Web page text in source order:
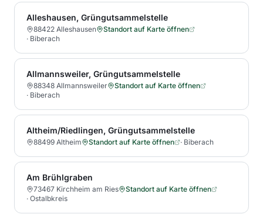
Alleshausen, Grüngutsammelstelle
88422 Alleshausen
Standort auf Karte öffnen
· Biberach
Allmannsweiler, Grüngutsammelstelle
88348 Allmannsweiler
Standort auf Karte öffnen
· Biberach
Altheim/Riedlingen, Grüngutsammelstelle
88499 Altheim Standort auf Karte öffnen · Biberach
Am Brühlgraben
73467 Kirchheim am Ries
Standort auf Karte öffnen
· Ostalbkreis